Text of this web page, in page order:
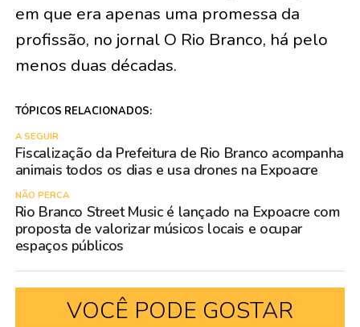
em que era apenas uma promessa da
profissão, no jornal O Rio Branco, há pelo
menos duas décadas.
TÓPICOS RELACIONADOS:
A SEGUIR
Fiscalização da Prefeitura de Rio Branco acompanha
animais todos os dias e usa drones na Expoacre
NÃO PERCA
Rio Branco Street Music é lançado na Expoacre com
proposta de valorizar músicos locais e ocupar
espaços públicos
VOCÊ PODE GOSTAR